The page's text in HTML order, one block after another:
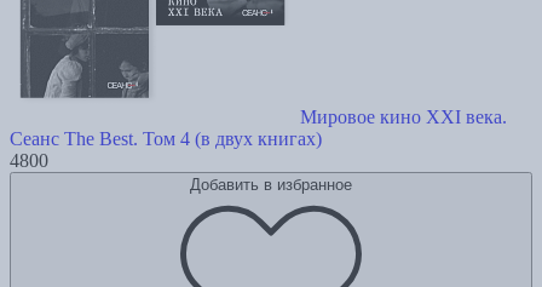
Мировое кино XXI века.
Сеанс The Best. Том 4 (в двух книгах)
4800
Добавить в избранное